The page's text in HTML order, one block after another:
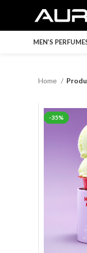
MEN’S
Home
-35%